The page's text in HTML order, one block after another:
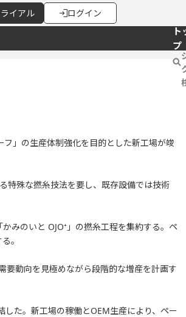
ライアル ログイン
ト
プ
」の生産体制強化を目的とした新工場が竣
特殊な撚糸技法を要し、既存設備では技術
みのいと OJO⁺」の撚糸工程を集約する。ペ
。
要動向を見極めながら段階的な増産を計画す
た。新工場の稼働とOEM生産により、ペー